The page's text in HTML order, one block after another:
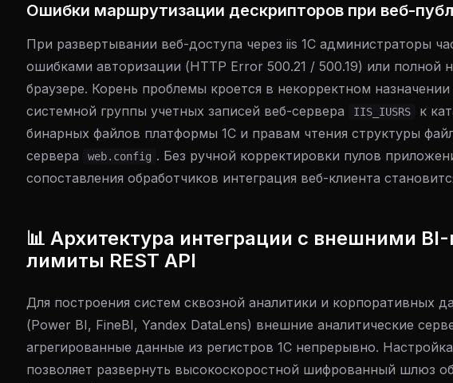
Ошибки маршрутизации дескрипторов при веб-
При развертывании веб-доступа через iis 1С администраторы
ошибками авторизации (HTTP Error 500.21 / 500.19) или полной
браузере. Корень проблемы кроется в некорректном
системной группы учетных записей веб-сервера
IIS_IUSRS
к
бинарных файлов платформы 1С и правам чтения структуры
сервера
web.config . Без ручной корректировки пулов
сопоставления обработчиков интеграция веб-клиента
📊 Архитектура интеграции с внешними
лимиты REST API
Для построения систем сквозной аналитики и корпоративных
(Power BI, FineBI, Yandex DataLens) внешние аналитические
агрегированные данные из регистров 1С непрерывно.
позволяет развернуть высокоскоростной шифрованный шлюз